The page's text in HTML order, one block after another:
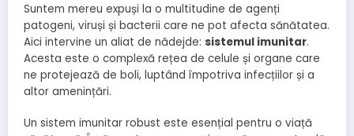
Suntem mereu expuși la o multitudine de agenți
patogeni, viruși și bacterii care ne pot afecta sănătatea.
Aici intervine un aliat de nădejde: sistemul imunitar.
Acesta este o complexă rețea de celule și organe care
ne protejează de boli, luptând împotriva infecțiilor și a
altor amenințări.
Un sistem imunitar robust este esențial pentru o viață